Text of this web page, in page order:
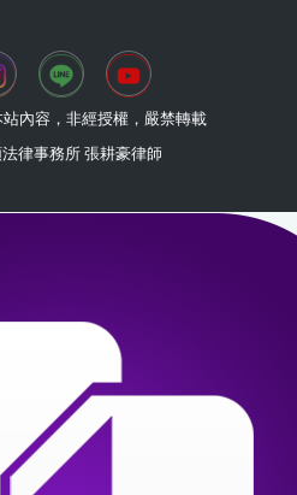
內容，非經授權，嚴禁轉載
律事務所 張耕豪律師